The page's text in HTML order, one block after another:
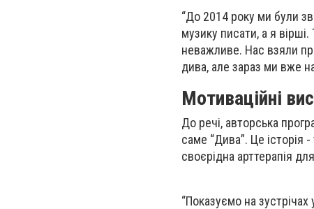
“До 2014 року ми були
музику писати, а я
неважливе. Нас взяли
дива, але зараз ми вже
Мотиваційні
До речі, авторська
саме “Дива”. Це історія
своєрідна арттерапія
“Показуємо на